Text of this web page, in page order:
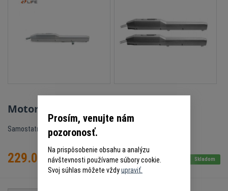
Motor LIFE OP3 230V (rameno)
Samostatný motor pre krídlovú bránu s max. dĺžkou krídla 3,0 m.
229.00 € s DPH Skladom
Prosím, venujte nám
pozoronosť.
Na prispôsobenie obsahu a analýzu
návštevnosti používame súbory cookie.
Svoj súhlas môžete vždyupraviť.